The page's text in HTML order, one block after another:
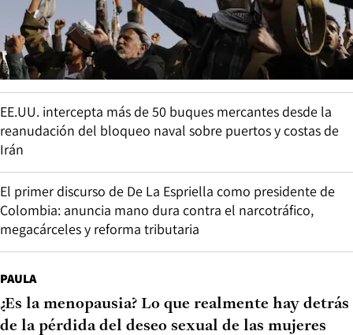
EE.UU. intercepta más de 50 buques mercantes desde la
reanudación del bloqueo naval sobre puertos y costas de
Irán
El primer discurso de De La Espriella como presidente de
Colombia: anuncia mano dura contra el narcotráfico,
megacárceles y reforma tributaria
PAULA
¿Es la menopausia? Lo que realmente hay detrás
de la pérdida del deseo sexual de las mujeres